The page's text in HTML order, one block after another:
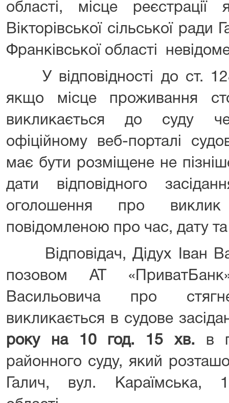
області, місце реєстрації
Вікторівської сільської ради
Франківської області
У відповідності до ст.
якщо місце проживання
викликається до суду
офіційному веб-порталі
має бути розміщене не
дати відповідного
оголошення про
повідомленою про час, дату
Відповідач, Дідух Іван
позовом АТ
Васильовича про
викликається в судове
року на 10 год. 15 хв. в
районного суду, який
Галич, вул. Караїмська,